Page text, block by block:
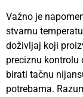
Važno je
stvarnu
doživljaj koji
preciznu kontrolu
birati tačnu
potrebama.